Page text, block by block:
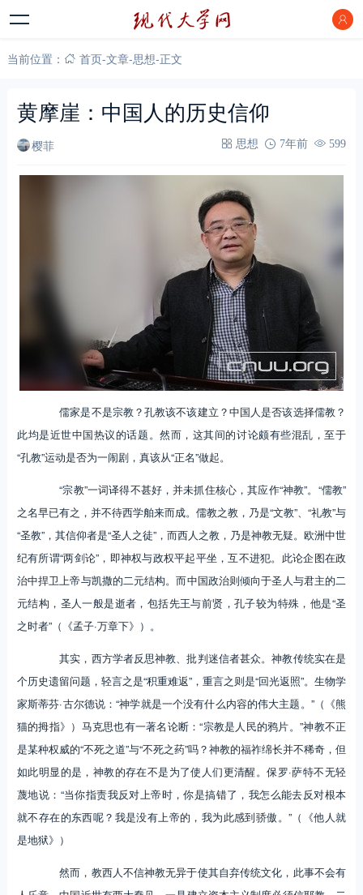
当前位置： 首页-文章-思想-正文
黄摩崖：中国人的历史信仰
樱菲 思想 7年前 599
儒家是不是宗教？孔教该不该建立？中国人是否该选择儒教？
此均是近世中国热议的话题。然而，这其间的讨论颇有些混乱，至于
“孔教”运动是否为一闹剧，真该从“正名”做起。
“宗教”一词译得不甚好，并未抓住核心，其应作“神教”。“儒教”
之名早已有之，并不待西学舶来而成。儒教之教，乃是“文教”、“礼教”与
“圣教”，其信仰者是“圣人之徒”，而西人之教，乃是神教无疑。欧洲中世
纪有所谓“两剑论”，即神权与政权平起平坐，互不进犯。此论企图在政
治中捍卫上帝与凯撒的二元结构。而中国政治则倾向于圣人与君主的二
元结构，圣人一般是逝者，包括先王与前贤，孔子较为特殊，他是“圣
之时者”（《孟子·万章下》）。
其实，西方学者反思神教、批判迷信者甚众。神教传统实在是
个历史遗留问题，轻言之是“积重难返”，重言之则是“回光返照”。生物学
家斯蒂芬·古尔德说：“神学就是一个没有什么内容的伟大主题。”（《熊
猫的拇指》）马克思也有一著名论断：“宗教是人民的鸦片。”神教不正
是某种权威的“不死之道”与“不死之药”吗？神教的福祚绵长并不稀奇，但
如此明显的是，神教的存在不是为了使人们更清醒。保罗·萨特不无轻
蔑地说：“当你指责我反对上帝时，你是搞错了，我怎么能去反对根本
就不存在的东西呢？我是没有上帝的，我为此感到骄傲。”（《他人就
是地狱》）
然而，教西人不信神教无异于使其自弃传统文化，此事不会有